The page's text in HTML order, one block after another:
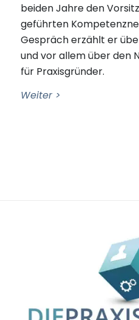
beiden Jahre den
geführten
Gespräch erzählt er
und vor allem über den
für Praxisgründer.
Weiter >